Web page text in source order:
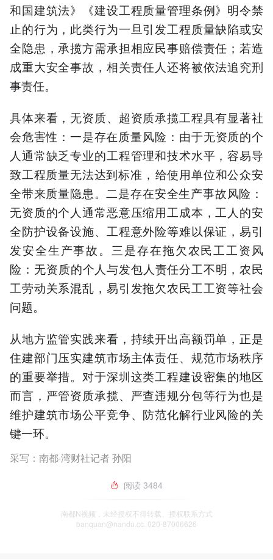
和国建筑法》《建设工程质量管理条例》明令禁
止的行为，此类行为一旦引发工程质量缺陷或安
全隐患，承揽方需承担相应民事赔偿责任；若造
成重大安全事故，相关责任人还将被依法追究刑
事责任。
具体来看，无资质、超资质承揽工程具有显著社
会危害性：一是存在质量风险：‌由于无资质的个
人通常缺乏专业的工程管理和技术水平，容易导
致工程质量无法达到标准，‌给使用单位和公众安
全带来质量隐患。二是存在安全生产事故风险：‌
无资质的个人通常恶意压缩用工成本，工人的安
全防护设备设施、工程意外险等难以保证，易引
发安全生产事故。三是存在拖欠农民工工资风
险：‌无资质的个人与发包人责任分工不明，农民
工劳动关系混乱，易引发拖欠农民工工资等社会
问题。
从地方监管实践来看，持续开出高额罚单，正是
住建部门压实建筑市场主体责任、规范市场秩序
的重要举措。对于深圳这类工程建设密集的地区
而言，严管资质承揽、严查违规分包等行为也是
维护建筑市场公平竞争、防范化解行业风险的关
键一环。
采写：南都·湾财社记者 孙阳
阅读 3484
南都N视频，未经授权不得转载、授权联系方式
banquan@nandu.cc. 020-87006626